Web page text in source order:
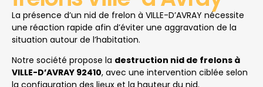
La présence d’un nid de frelon à VILLE-D’AVRAY nécessite
une réaction rapide afin d’éviter une aggravation de la
situation autour de l’habitation.
Notre société propose la destruction nid de frelons à
VILLE-D’AVRAY 92410, avec une intervention ciblée selon